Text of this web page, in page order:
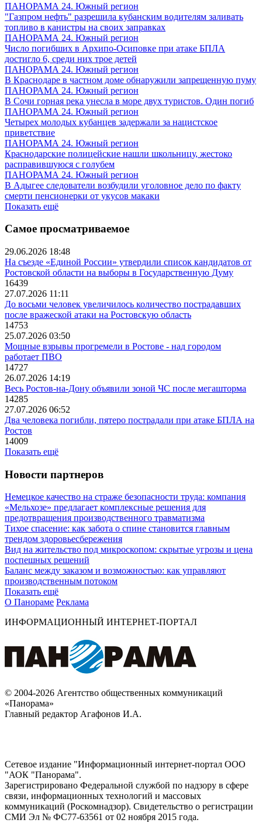
ПАНОРАМА 24. Южный регион
"Газпром нефть" разрешила кубанским водителям заливать
топливо в канистры на своих заправках
ПАНОРАМА 24. Южный регион
Число погибших в Архипо-Осиповке при атаке БПЛА
достигло 6, среди них трое детей
ПАНОРАМА 24. Южный регион
В Краснодаре в частном доме обнаружили запрещенную пуму
ПАНОРАМА 24. Южный регион
В Сочи горная река унесла в море двух туристов. Один погиб
ПАНОРАМА 24. Южный регион
Четырех молодых кубанцев задержали за нацистское
приветствие
ПАНОРАМА 24. Южный регион
Краснодарские полицейские нашли школьницу, жестоко
расправившуюся с голубем
ПАНОРАМА 24. Южный регион
В Адыгее следователи возбудили уголовное дело по факту
смерти пенсионерки от укусов макаки
Показать ещё
Самое просматриваемое
29.06.2026 18:48
На съезде «Единой России» утвердили список кандидатов от
Ростовской области на выборы в Государственную Думу
16439
27.07.2026 11:11
До восьми человек увеличилось количество пострадавших
после вражеской атаки на Ростовскую область
14753
25.07.2026 03:50
Мощные взрывы прогремели в Ростове - над городом
работает ПВО
14727
26.07.2026 14:19
Весь Ростов-на-Дону объявили зоной ЧС после мегашторма
14285
27.07.2026 06:52
Два человека погибли, пятеро пострадали при атаке БПЛА на
Ростов
14009
Показать ещё
Новости партнеров
Немецкое качество на страже безопасности труда: компания
«Мельхозе» предлагает комплексные решения для
предотвращения производственного травматизма
Тихое спасение: как забота о спине становится главным
трендом здоровьесбережения
Вид на жительство под микроскопом: скрытые угрозы и цена
поспешных решений
Баланс между заказом и возможностью: как управляют
производственным потоком
Показать ещё
О Панораме Реклама
ИНФОРМАЦИОННЫЙ ИНТЕРНЕТ-ПОРТАЛ
© 2004-2026 Агентство общественных коммуникаций
«Панорама»
Главный редактор Агафонов И.А.
Сетевое издание "Информационный интернет-портал ООО
"АОК "Панорама".
Зарегистрировано Федеральной службой по надзору в сфере
связи, информационных технологий и массовых
коммуникаций (Роскомнадзор). Cвидетельство о регистрации
СМИ Эл № ФС77-63561 от 02 ноября 2015 года.